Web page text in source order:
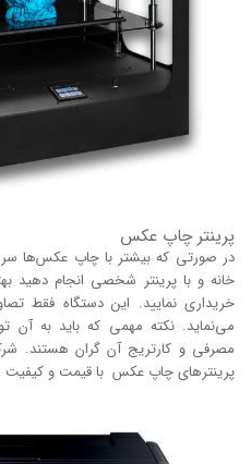
پرینتر چاپ عکس
در صورتی که بیشتر با چاپ عکس‌ها سر
خانه و با پرینتر شخصی انجام
خریداری نمایید. این دستگاه فقط
می‌نماید. نکته مهمی که باید به آن
مصرفی و کارتریج آن گران هستند.
پرینتر‌های چاپ عکس با قیمت و